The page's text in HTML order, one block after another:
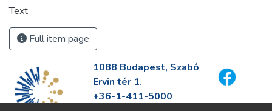
Text
Full item page
1088 Budapest, Szabó
Ervin tér 1.
+36-1-411-5000